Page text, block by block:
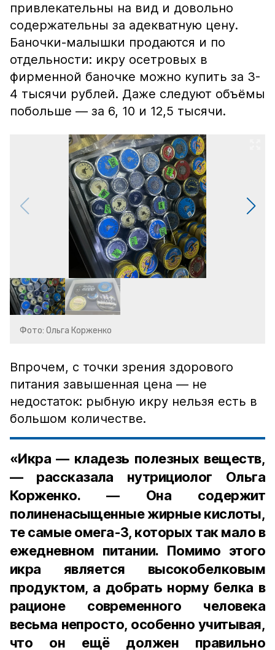
привлекательны на вид и довольно
содержательны за адекватную цену.
Баночки-малышки продаются и по
отдельности: икру осетровых в
фирменной баночке можно купить за 3-
4 тысячи рублей. Даже следуют объёмы
побольше — за 6, 10 и 12,5 тысячи.
Фото: Ольга Корженко
Впрочем, с точки зрения здорового
питания завышенная цена — не
недостаток: рыбную икру нельзя есть в
большом количестве.
«Икра — кладезь полезных веществ,
— рассказала нутрициолог Ольга
Корженко. — Она содержит
полиненасыщенные жирные кислоты,
те самые омега-3, которых так мало в
ежедневном питании. Помимо этого
икра является высокобелковым
продуктом, а добрать норму белка в
рационе современного человека
весьма непросто, особенно учитывая,
что он ещё должен правильно